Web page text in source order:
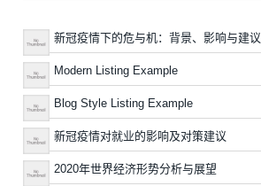
新冠疫情下的危与机：背景、影响与建议
Modern Listing Example
Blog Style Listing Example
新冠疫情对就业的影响及对策建议
2020年世界经济形势分析与展望